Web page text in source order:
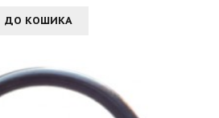
ДО КОШИКА